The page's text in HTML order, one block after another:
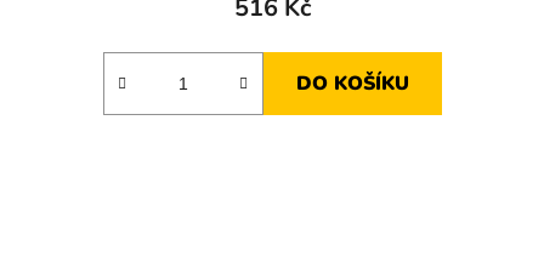
516 Kč
DO KOŠÍKU